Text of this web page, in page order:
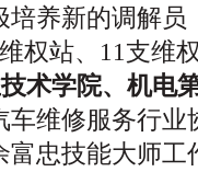
养新的调解员
权站、11支维
学院、机电
维修服务行业
忠技能大师工